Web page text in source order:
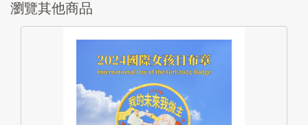
瀏覽其他商品